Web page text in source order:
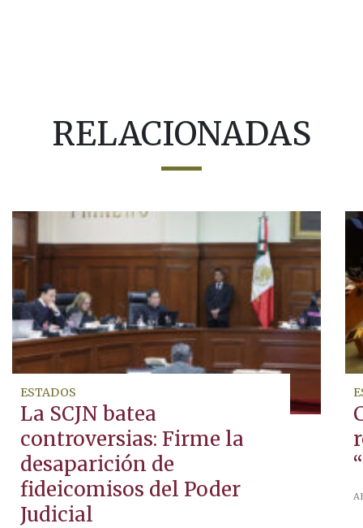
RELACIONADAS
ESTADOS
La SCJN batea
controversias: Firme la
desaparición de
fideicomisos del Poder
Judicial